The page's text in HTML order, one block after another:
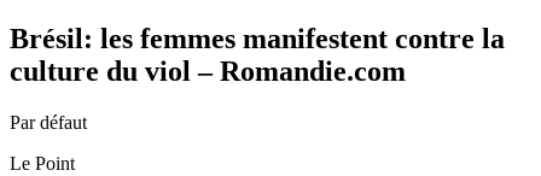
Brésil: les femmes manifestent contre la
culture du viol – Romandie.com
Par défaut
Le Point